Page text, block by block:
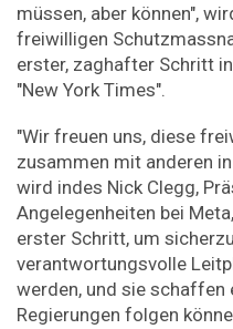
müssen, aber können",
freiwilligen
erster, zaghafter Schritt
"New York Times".
"Wir freuen uns, diese
zusammen mit anderen
wird indes Nick Clegg,
Angelegenheiten bei
erster Schritt, um
verantwortungsvolle
werden, und sie schaffen
Regierungen folgen